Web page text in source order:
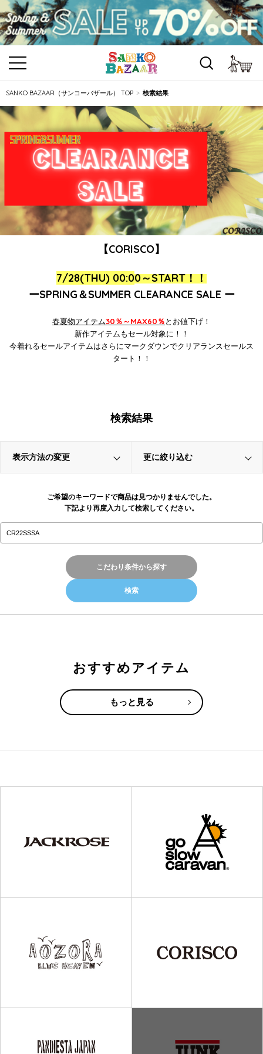
SANKO BAZAAR（サンコーバザール） TOP 検索結果
【CORISCO】
7/28(THU) 00:00～START！！
ーSPRING＆SUMMER CLEARANCE SALE ー
春夏物アイテム30％～MAX60％とお値下げ！
新作アイテムもセール対象に！！
今着れるセールアイテムはさらにマークダウンでクリアランスセールス
タート！！
検索結果
表示方法の変更 更に絞り込む
ご希望のキーワードで商品は見つかりませんでした。
下記より再度入力して検索してください。
こだわり条件から探す
おすすめアイテム
もっと見る